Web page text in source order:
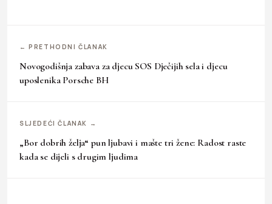
← PRETHODNI ČLANAK
Novogodišnja zabava za djecu SOS Dječijih sela i djecu
uposlenika Porsche BH
SLJEDEĆI ČLANAK →
„Bor dobrih želja“ pun ljubavi i mašte tri žene: Radost raste
kada se dijeli s drugim ljudima